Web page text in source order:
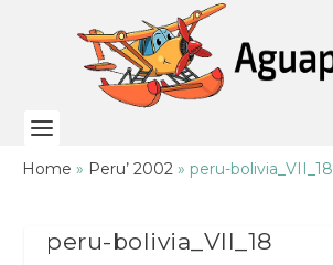
Home » Peru’ 2002 » peru-bolivia_VII_18
peru-bolivia_VII_18